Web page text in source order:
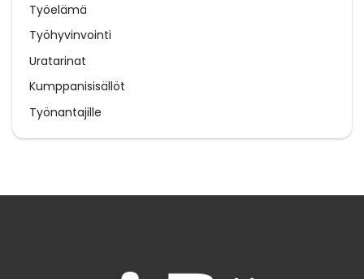
Työelämä
Työhyvinvointi
Uratarinat
Kumppanisisällöt
Työnantajille